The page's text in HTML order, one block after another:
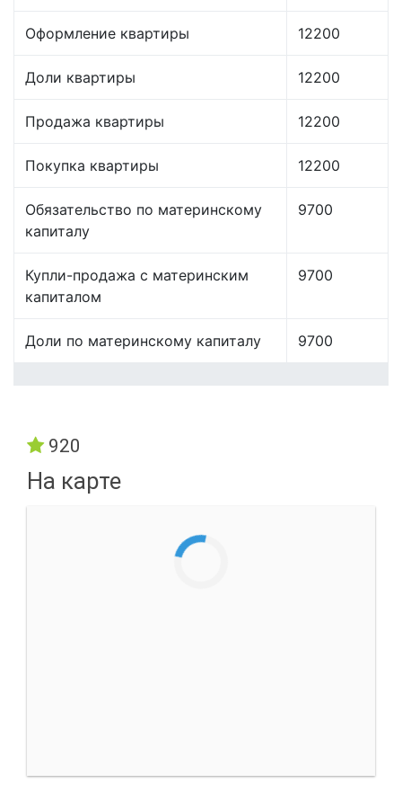
Оформление квартиры 12200
Доли квартиры 12200
Продажа квартиры 12200
Покупка квартиры 12200
Обязательство по материнскому
капиталу
9700
Купли-продажа с материнским
капиталом
9700
Доли по материнскому капиталу 9700
920
На карте